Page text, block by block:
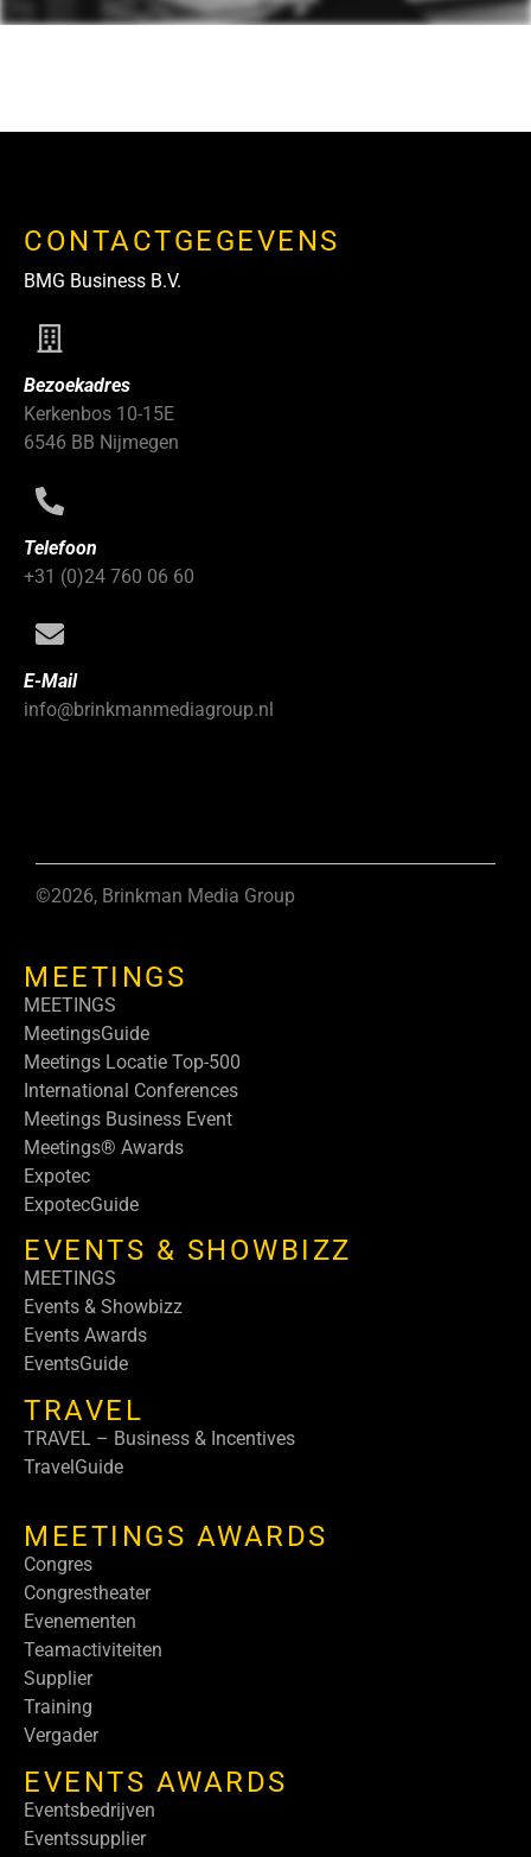
CONTACTGEGEVENS
BMG Business B.V.
Bezoekadres
Kerkenbos 10-15E
6546 BB Nijmegen
Telefoon
+31 (0)24 760 06 60
E-Mail
info@brinkmanmediagroup.nl
©2026, Brinkman Media Group
MEETINGS
MEETINGS
MeetingsGuide
Meetings Locatie Top-500
International Conferences
Meetings Business Event
Meetings® Awards
Expotec
ExpotecGuide
EVENTS & SHOWBIZZ
MEETINGS
Events & Showbizz
Events Awards
EventsGuide
TRAVEL
TRAVEL – Business & Incentives
TravelGuide
MEETINGS AWARDS
Congres
Congrestheater
Evenementen
Teamactiviteiten
Supplier
Training
Vergader
EVENTS AWARDS
Eventsbedrijven
Eventssupplier